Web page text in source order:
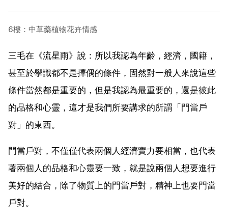
6樓：中草藥植物花卉情感
三毛在《流星雨》說：所以我認為年齡，經濟，國籍，
甚至於學識都不是擇偶的條件，固然對一般人來說這些
條件當然都是重要的，但是我認為最重要的，還是彼此
的品格和心靈，這才是我們所要講求的所謂「門當戶
對」的東西。
門當戶對，不僅僅代表兩個人經濟實力要相當，也代表
著兩個人的品格和心靈要一致，就是說兩個人想要進行
美好的結合，除了物質上的門當戶對，精神上也要門當
戶對。